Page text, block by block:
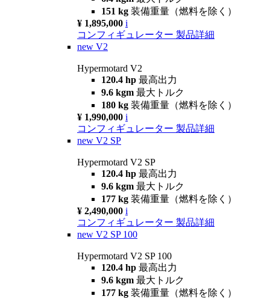
151 kg 装備重量（燃料を除く）
¥ 1,895,000 i
コンフィギュレーター 製品詳細
new V2
Hypermotard V2
120.4 hp 最高出力
9.6 kgm 最大トルク
180 kg 装備重量（燃料を除く）
¥ 1,990,000 i
コンフィギュレーター 製品詳細
new V2 SP
Hypermotard V2 SP
120.4 hp 最高出力
9.6 kgm 最大トルク
177 kg 装備重量（燃料を除く）
¥ 2,490,000 i
コンフィギュレーター 製品詳細
new V2 SP 100
Hypermotard V2 SP 100
120.4 hp 最高出力
9.6 kgm 最大トルク
177 kg 装備重量（燃料を除く）